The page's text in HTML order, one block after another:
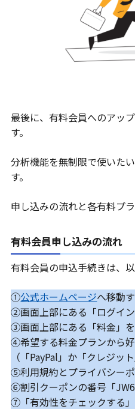
最後に、有料会員へのアッ
す。
分析機能を無制限で使いた
す。
申し込みの流れと各有料プ
有料会員申し込みの流れ
有料会員の申込手続きは、
①公式ホームページへ移動
②画面上部にある「ログイ
③画面上部にある「料金」
④希望する料金プランから
（「PayPal」か「クレジッ
⑤利用規約とプライバシー
⑥割引クーポンの番号「
⑦「有効性をチェックする